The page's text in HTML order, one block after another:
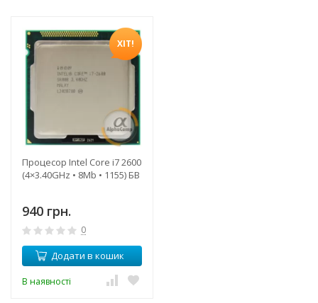
ХІТ!
Процесор Intel Core i7 2600
(4×3.40GHz • 8Mb • 1155) БВ
940 грн.
0
Додати в кошик
В наявності